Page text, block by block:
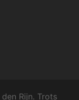
Rijn. Trots